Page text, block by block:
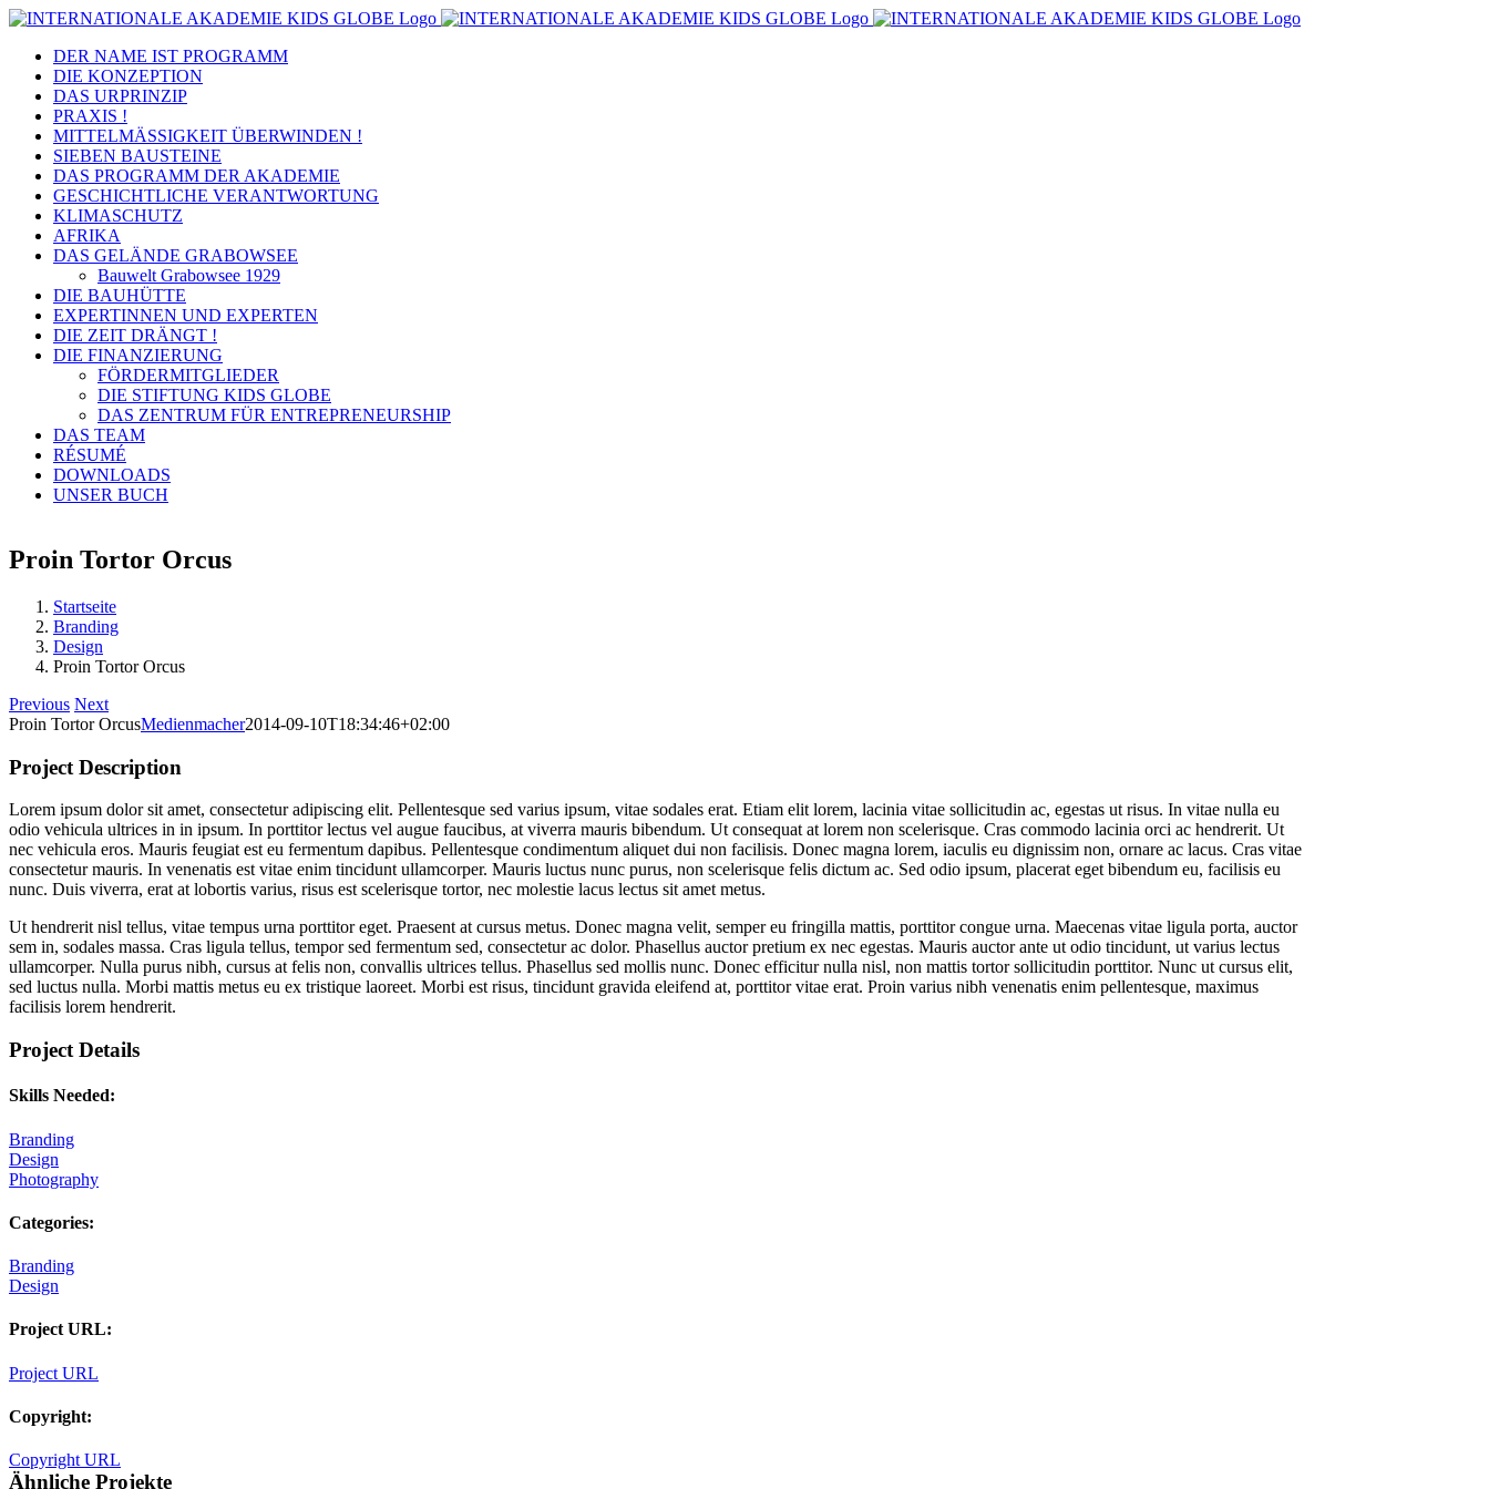
Zum
springenDER NAME IST PROGRAMM
DIE KONZEPTION
DAS URPRINZIP
PRAXIS !
MITTELMÄSSIGKEIT ÜBERWINDEN !
SIEBEN BAUSTEINE
DAS PROGRAMM DER AKADEMIE
GESCHICHTLICHE VERANTWORTUNG
KLIMASCHUTZ
AFRIKA
DAS GELÄNDE GRABOWSEE
Bauwelt Grabowsee 1929
DIE BAUHÜTTE
EXPERTINNEN UND EXPERTEN
DIE ZEIT DRÄNGT !
DIE FINANZIERUNG
FÖRDERMITGLIEDER
DIE STIFTUNG KIDS GLOBE
DAS ZENTRUM FÜR ENTREPRENEURSHIP
DAS TEAM
RÉSUMÉ
DOWNLOADS
UNSER BUCH
Proin Tortor Orcus
Startseite
Branding
Design
Proin Tortor Orcus
Previous Next
Proin Tortor OrcusMedienmacher2014-09-10T18:34:46+02:00
Project Description
Lorem ipsum dolor sit amet, consectetur adipiscing elit. Pellentesque sed varius ipsum, vitae sodales erat. Etiam elit lorem, lacinia vitae sollicitudin ac, egestas ut risus. In vitae nulla eu
odio vehicula ultrices in in ipsum. In porttitor lectus vel augue faucibus, at viverra mauris bibendum. Ut consequat at lorem non scelerisque. Cras commodo lacinia orci ac hendrerit. Ut
nec vehicula eros. Mauris feugiat est eu fermentum dapibus. Pellentesque condimentum aliquet dui non facilisis. Donec magna lorem, iaculis eu dignissim non, ornare ac lacus. Cras vitae
consectetur mauris. In venenatis est vitae enim tincidunt ullamcorper. Mauris luctus nunc purus, non scelerisque felis dictum ac. Sed odio ipsum, placerat eget bibendum eu, facilisis eu
nunc. Duis viverra, erat at lobortis varius, risus est scelerisque tortor, nec molestie lacus lectus sit amet metus.
Ut hendrerit nisl tellus, vitae tempus urna porttitor eget. Praesent at cursus metus. Donec magna velit, semper eu fringilla mattis, porttitor congue urna. Maecenas vitae ligula porta, auctor
sem in, sodales massa. Cras ligula tellus, tempor sed fermentum sed, consectetur ac dolor. Phasellus auctor pretium ex nec egestas. Mauris auctor ante ut odio tincidunt, ut varius lectus
ullamcorper. Nulla purus nibh, cursus at felis non, convallis ultrices tellus. Phasellus sed mollis nunc. Donec efficitur nulla nisl, non mattis tortor sollicitudin porttitor. Nunc ut cursus elit,
sed luctus nulla. Morbi mattis metus eu ex tristique laoreet. Morbi est risus, tincidunt gravida eleifend at, porttitor vitae erat. Proin varius nibh venenatis enim pellentesque, maximus
facilisis lorem hendrerit.
Project Details
Skills Needed:
Branding
Design
Photography
Categories:
Branding
Design
Project URL:
Project URL
Copyright:
Copyright URL
Ähnliche Projekte